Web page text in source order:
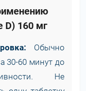
D) 160 мг
Обычно
30-60 минут до
Не